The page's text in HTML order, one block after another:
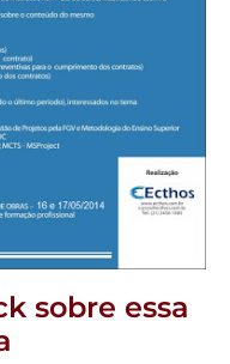
sobre essa